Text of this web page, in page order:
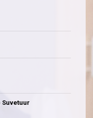
Suvetuur